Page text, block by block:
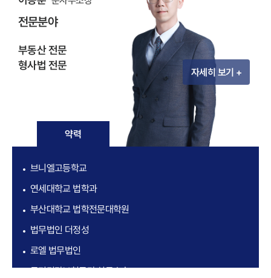
전문분야
부동산 전문
형사법 전문
자세히 보기 +
약력
브니엘고등학교
연세대학교 법학과
부산대학교 법학전문대학원
법무법인 더정성
로엘 법무법인
국민건강보험공단 실무수습